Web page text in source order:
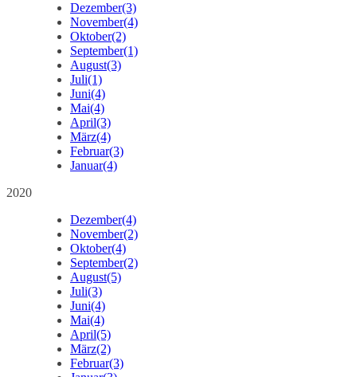
Dezember(3)
November(4)
Oktober(2)
September(1)
August(3)
Juli(1)
Juni(4)
Mai(4)
April(3)
März(4)
Februar(3)
Januar(4)
2020
Dezember(4)
November(2)
Oktober(4)
September(2)
August(5)
Juli(3)
Juni(4)
Mai(4)
April(5)
März(2)
Februar(3)